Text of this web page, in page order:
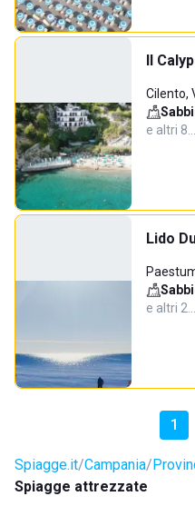
Il
Cilento,
e altri 8…
Lido
e altri 2…
1
Spiagge.it Campania
Spiagge attrezzate